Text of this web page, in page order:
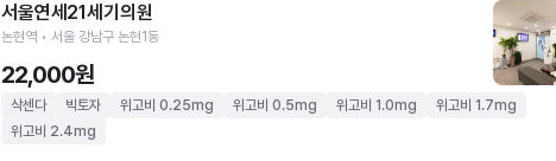
서울연세21세기의원
논현역 • 서울 강남구 논현1동
22,000원
삭센다 빅토자 위고비 0.25mg 위고비 0.5mg 위고비 1.0mg
위고비 1.7mg
위고비 2.4mg